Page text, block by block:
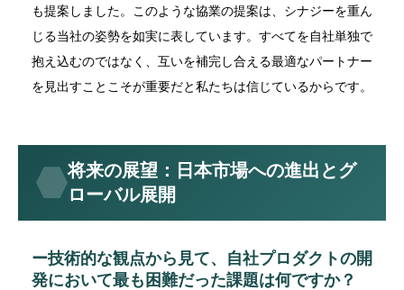
も提案しました。このような協業の提案は、シナジーを重ん
じる当社の姿勢を如実に表しています。すべてを自社単独で
抱え込むのではなく、互いを補完し合える最適なパートナー
を見出すことこそが重要だと私たちは信じているからです。
将来の展望：日本市場への進出とグ
ローバル展開
ー技術的な観点から見て、自社プロダクトの開
発において最も困難だった課題は何ですか？